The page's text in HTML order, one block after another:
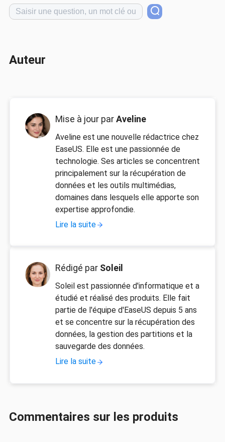
Auteur
Mise à jour parAveline
Aveline est une nouvelle rédactrice chez
EaseUS. Elle est une passionnée de
technologie. Ses articles se concentrent
principalement sur la récupération de
données et les outils multimédias,
domaines dans lesquels elle apporte son
expertise approfondie.
Lire la suite
Rédigé par Soleil
Soleil est passionnée d'informatique et a
étudié et réalisé des produits. Elle fait
partie de l'équipe d'EaseUS depuis 5 ans
et se concentre sur la récupération des
données, la gestion des partitions et la
sauvegarde des données.
Lire la suite
Commentaires sur les produits